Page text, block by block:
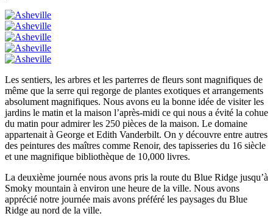
Les sentiers, les arbres et les parterres de fleurs sont magnifiques de
même que la serre qui regorge de plantes exotiques et arrangements
absolument magnifiques. Nous avons eu la bonne idée de visiter les
jardins le matin et la maison l’après-midi ce qui nous a évité la cohue
du matin pour admirer les 250 pièces de la maison. Le domaine
appartenait à George et Edith Vanderbilt. On y découvre entre autres
des peintures des maîtres comme Renoir, des tapisseries du 16 siècle
et une magnifique bibliothèque de 10,000 livres.
La deuxième journée nous avons pris la route du Blue Ridge jusqu’à
Smoky mountain à environ une heure de la ville. Nous avons
apprécié notre journée mais avons préféré les paysages du Blue
Ridge au nord de la ville.